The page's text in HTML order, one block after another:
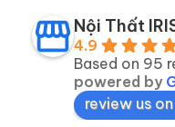
Nội Thất
4.9
Based on 95
powered by
review us on